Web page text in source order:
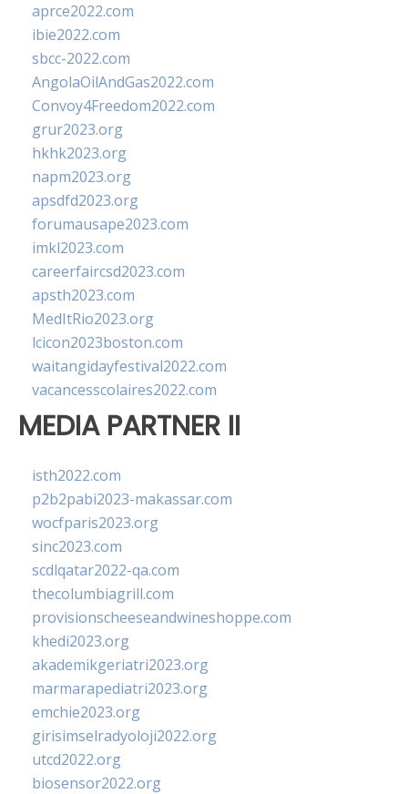
aprce2022.com
ibie2022.com
sbcc-2022.com
AngolaOilAndGas2022.com
Convoy4Freedom2022.com
grur2023.org
hkhk2023.org
napm2023.org
apsdfd2023.org
forumausape2023.com
imkl2023.com
careerfaircsd2023.com
apsth2023.com
MedItRio2023.org
lcicon2023boston.com
waitangidayfestival2022.com
vacancesscolaires2022.com
MEDIA PARTNER II
isth2022.com
p2b2pabi2023-makassar.com
wocfparis2023.org
sinc2023.com
scdlqatar2022-qa.com
thecolumbiagrill.com
provisionscheeseandwineshoppe.com
khedi2023.org
akademikgeriatri2023.org
marmarapediatri2023.org
emchie2023.org
girisimselradyoloji2022.org
utcd2022.org
biosensor2022.org